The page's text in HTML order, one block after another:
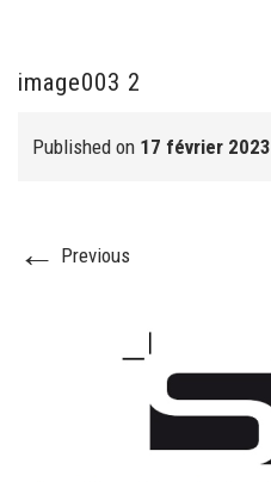
FJ réalisation
Nos prestations
image003 2
Published on 17 février 2023
← Previous